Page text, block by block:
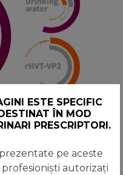
între diferite
pe o perioada
ESTE SPECIFIC
ÎN MOD
PRESCRIPTORI.
pe aceste
autorizați